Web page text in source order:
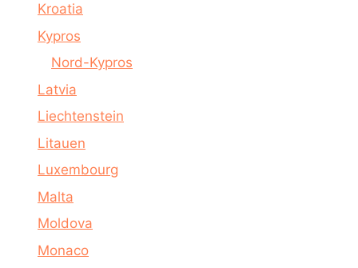
Kroatia
Kypros
Nord-Kypros
Latvia
Liechtenstein
Litauen
Luxembourg
Malta
Moldova
Monaco